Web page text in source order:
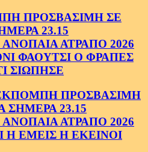
ΠΡΟΣΒΑΣΙΜΗ ΣΕ
23.15
ΑΤΡΑΠΟ 2026
ΦΑΟΥΤΣΙ Ο ΦΡΑΠΕΣ
ΣΙΩΠΗΣΕ
ΠΡΟΣΒΑΣΙΜΗ
ΣΗΜΕΡΑ 23.15
ΑΤΡΑΠΟ 2026
Η ΕΜΕΙΣ Η ΕΚΕΙΝΟΙ